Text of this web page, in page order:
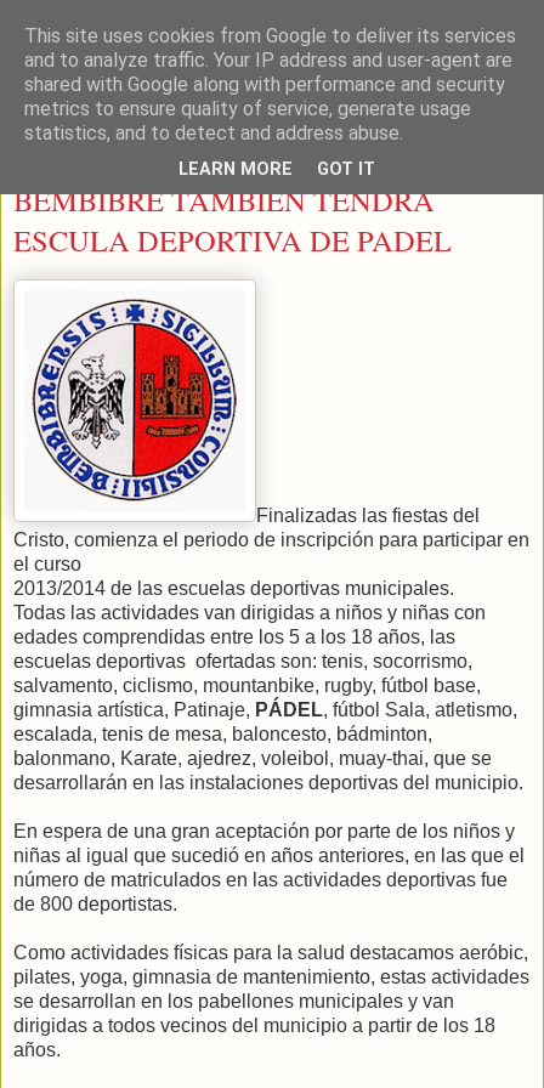
LEON PADEL
lunes, 23 de septiembre de 2013
BEMBIBRE TAMBIEN TENDRA
ESCULA DEPORTIVA DE PADEL
Finalizadas las fiestas del
Cristo, comienza el periodo de inscripción para participar en
el curso
2013/2014 de las escuelas deportivas municipales.
Todas las actividades van dirigidas a niños y niñas con
edades comprendidas entre los 5 a los 18 años, las
escuelas deportivas ofertadas son: tenis, socorrismo,
salvamento, ciclismo, mountanbike, rugby, fútbol base,
gimnasia artística, Patinaje, PÁDEL, fútbol Sala, atletismo,
escalada, tenis de mesa, baloncesto, bádminton,
balonmano, Karate, ajedrez, voleibol, muay-thai, que se
desarrollarán en las instalaciones deportivas del municipio.
En espera de una gran aceptación por parte de los niños y
niñas al igual que sucedió en años anteriores, en las que el
número de matriculados en las actividades deportivas fue
de 800 deportistas.
Como actividades físicas para la salud destacamos aeróbic,
pilates, yoga, gimnasia de mantenimiento, estas actividades
se desarrollan en los pabellones municipales y van
dirigidas a todos vecinos del municipio a partir de los 18
años.
This site uses cookies from Google to deliver its services
and to analyze traffic. Your IP address and user-agent are
shared with Google along with performance and security
metrics to ensure quality of service, generate usage
statistics, and to detect and address abuse.
LEARN MORE GOT IT